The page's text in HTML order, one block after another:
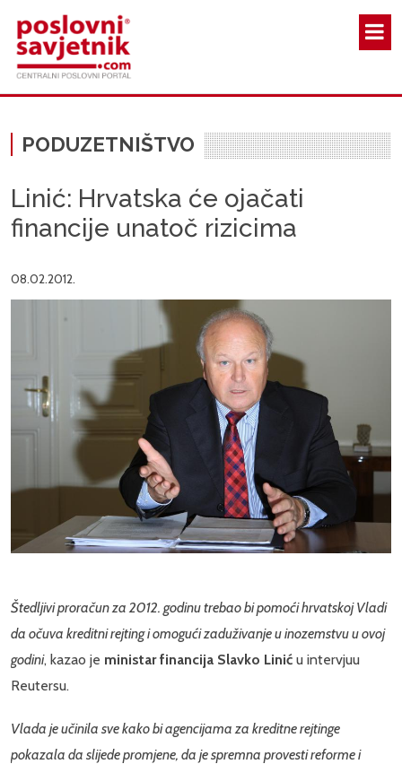
PODUZETNIŠTVO
Linić: Hrvatska će ojačati
financije unatoč rizicima
08.02.2012.
Štedljivi proračun za 2012. godinu trebao bi pomoći hrvatskoj Vladi
da očuva kreditni rejting i omogući zaduživanje u inozemstvu u ovoj
godini, kazao je ministar financija Slavko Linić u intervjuu
Reutersu.
Vlada je učinila sve kako bi agencijama za kreditne rejtinge
pokazala da slijede promjene, da je spremna provesti reforme i